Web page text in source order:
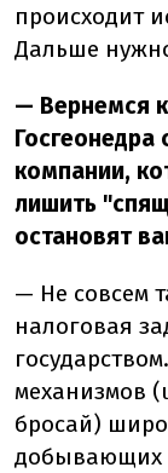
происходит
Дальше
— Вернемся
Госгеонедра
компании,
лишить
остановят
— Не совсем
налоговая
механизмов
бросай)
добывающих